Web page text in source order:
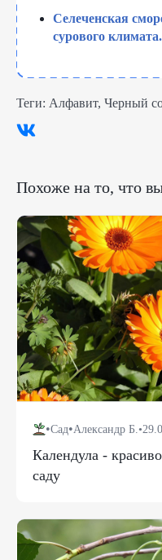
Селеченская
сурового климата.
Теги: Алфавит, Черный
Похоже на то, что
•Сад•Александр Б. •
Календула -
саду